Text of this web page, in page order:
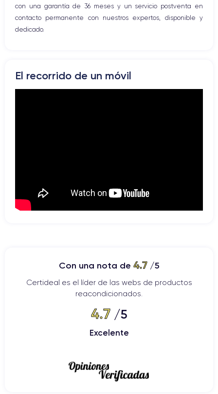
con una garantía de 36 meses y un servicio postventa en
contacto permanente con nuestros expertos, disponible y
dedicado.
El recorrido de un móvil
Con una nota de 4.7/5
Certideal es el líder de las webs de productos
reacondicionados.
4.7/5
Excelente